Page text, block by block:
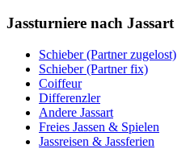
Jassturniere nach Jassart
Schieber (Partner zugelost)
Schieber (Partner fix)
Coiffeur
Differenzler
Andere Jassart
Freies Jassen & Spielen
Jassreisen & Jassferien